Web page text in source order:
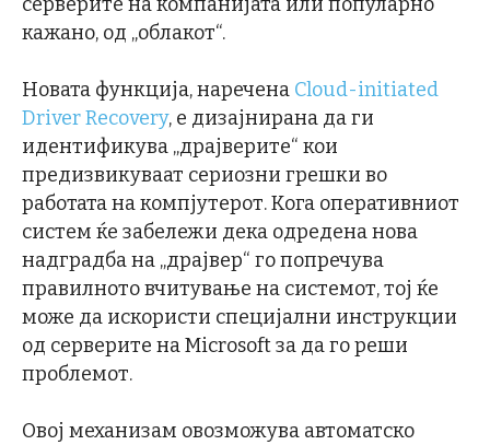
серверите на компанијата или популарно
кажано, од „облакот“.
Новата функција, наречена Cloud-initiated
Driver Recovery, е дизајнирана да ги
идентификува „драјверите“ кои
предизвикуваат сериозни грешки во
работата на компјутерот. Кога оперативниот
систем ќе забележи дека одредена нова
надградба на „драјвер“ го попречува
правилното вчитување на системот, тој ќе
може да искористи специјални инструкции
од серверите на Microsoft за да го реши
проблемот.
Овој механизам овозможува автоматско